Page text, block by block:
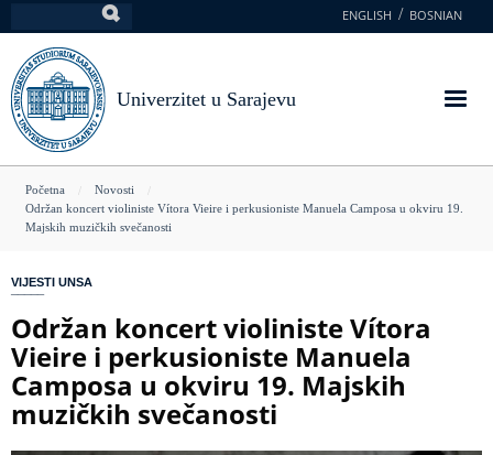
na
glavni
sadržaj
ENGLISH BOSNIAN
Univerzitet u Sarajevu
You
are
Početna
Novosti
Održan koncert violiniste Vítora Vieire i perkusioniste Manuela Camposa u okviru 19.
Majskih muzičkih svečanosti
VIJESTI UNSA
Održan koncert violiniste Vítora
Vieire i perkusioniste Manuela
Camposa u okviru 19. Majskih
muzičkih svečanosti